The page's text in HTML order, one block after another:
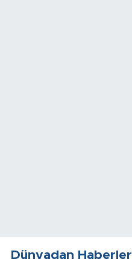
Dünyadan Haberler